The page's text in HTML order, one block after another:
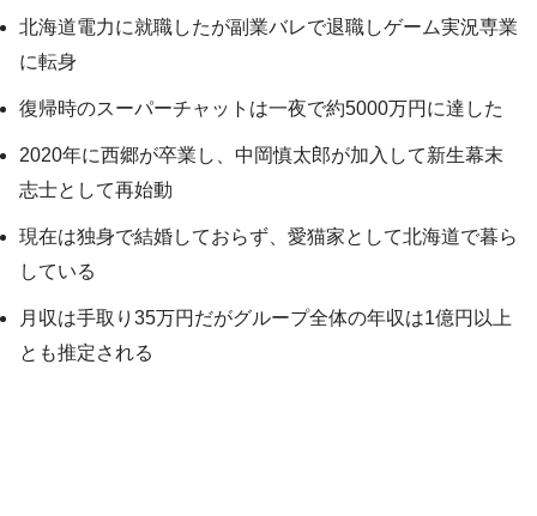
北海道電力に就職したが副業バレで退職しゲーム実況専業
に転身
復帰時のスーパーチャットは一夜で約5000万円に達した
2020年に西郷が卒業し、中岡慎太郎が加入して新生幕末
志士として再始動
現在は独身で結婚しておらず、愛猫家として北海道で暮ら
している
月収は手取り35万円だがグループ全体の年収は1億円以上
とも推定される